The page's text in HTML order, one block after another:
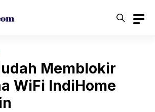
Memblokir
WiFi IndiHome